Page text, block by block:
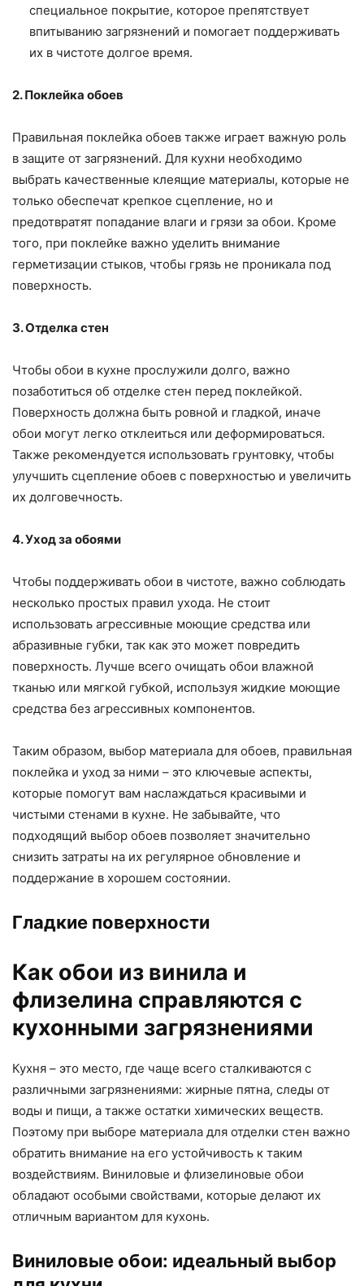
специальное покрытие, которое препятствует
впитыванию загрязнений и помогает поддерживать
их в чистоте долгое время.
2. Поклейка обоев
Правильная поклейка обоев также играет важную роль
в защите от загрязнений. Для кухни необходимо
выбрать качественные клеящие материалы, которые не
только обеспечат крепкое сцепление, но и
предотвратят попадание влаги и грязи за обои. Кроме
того, при поклейке важно уделить внимание
герметизации стыков, чтобы грязь не проникала под
поверхность.
3. Отделка стен
Чтобы обои в кухне прослужили долго, важно
позаботиться об отделке стен перед поклейкой.
Поверхность должна быть ровной и гладкой, иначе
обои могут легко отклеиться или деформироваться.
Также рекомендуется использовать грунтовку, чтобы
улучшить сцепление обоев с поверхностью и увеличить
их долговечность.
4. Уход за обоями
Чтобы поддерживать обои в чистоте, важно соблюдать
несколько простых правил ухода. Не стоит
использовать агрессивные моющие средства или
абразивные губки, так как это может повредить
поверхность. Лучше всего очищать обои влажной
тканью или мягкой губкой, используя жидкие моющие
средства без агрессивных компонентов.
Таким образом, выбор материала для обоев, правильная
поклейка и уход за ними – это ключевые аспекты,
которые помогут вам наслаждаться красивыми и
чистыми стенами в кухне. Не забывайте, что
подходящий выбор обоев позволяет значительно
снизить затраты на их регулярное обновление и
поддержание в хорошем состоянии.
Гладкие поверхности
Как обои из винила и
флизелина справляются с
кухонными загрязнениями
Кухня – это место, где чаще всего сталкиваются с
различными загрязнениями: жирные пятна, следы от
воды и пищи, а также остатки химических веществ.
Поэтому при выборе материала для отделки стен важно
обратить внимание на его устойчивость к таким
воздействиям. Виниловые и флизелиновые обои
обладают особыми свойствами, которые делают их
отличным вариантом для кухонь.
Виниловые обои: идеальный выбор